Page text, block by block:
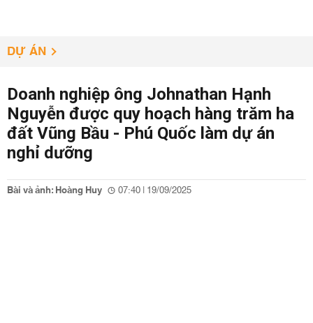
DỰ ÁN
Doanh nghiệp ông Johnathan Hạnh
Nguyễn được quy hoạch hàng trăm ha
đất Vũng Bầu - Phú Quốc làm dự án
nghỉ dưỡng
Bài và ảnh: Hoàng Huy 07:40 | 19/09/2025